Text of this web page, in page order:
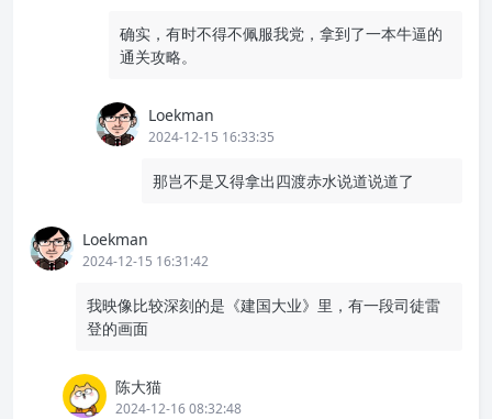
确实，有时不得不佩服我党，拿到了一本牛逼的
通关攻略。
Loekman
2024-12-15 16:33:35
那岂不是又得拿出四渡赤水说道说道了
Loekman
2024-12-15 16:31:42
我映像比较深刻的是《建国大业》里，有一段司徒雷
登的画面
陈大猫
2024-12-16 08:32:48